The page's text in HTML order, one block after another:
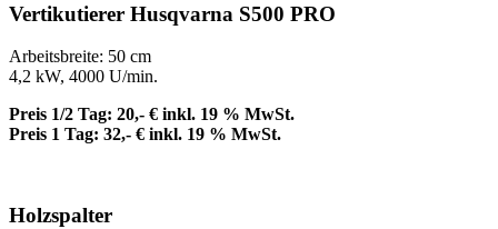
Vertikutierer Husqvarna S500 PRO
Arbeitsbreite: 50 cm
4,2 kW, 4000 U/min.
Preis 1/2 Tag: 20,- € inkl. 19 % MwSt.
Preis 1 Tag: 32,- € inkl. 19 % MwSt.
Holzspalter